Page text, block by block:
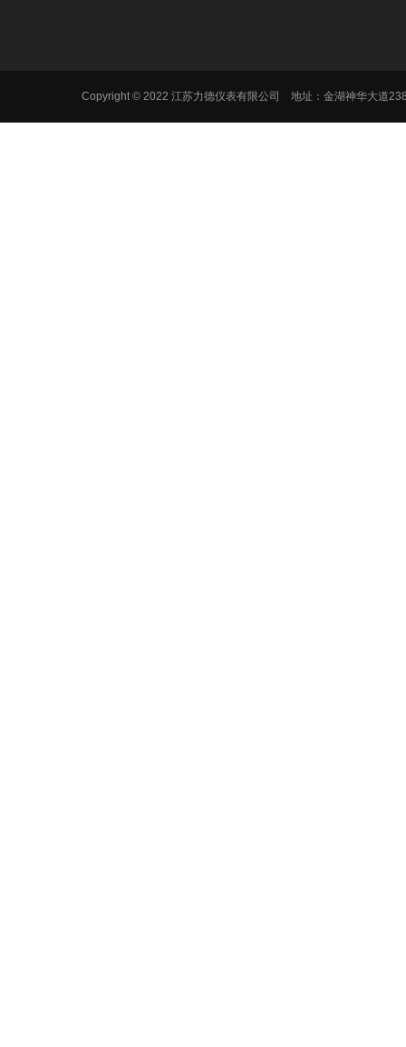
Copyright © 2022 江苏力德仪表有限公司 地址：金湖神华大道